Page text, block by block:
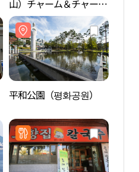
山）チャーム＆チャーム
（Charm & Charm）(부
산참앤참)
平和公園（평화공원）